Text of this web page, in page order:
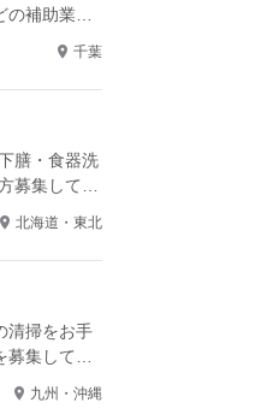
補助業務
千葉
膳・食器洗
募集してい
北海道・東北
清掃をお手
集してい
九州・沖縄